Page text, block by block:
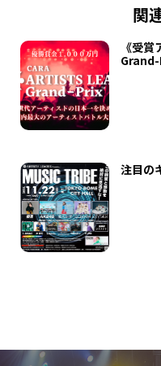
関
《受
注目の